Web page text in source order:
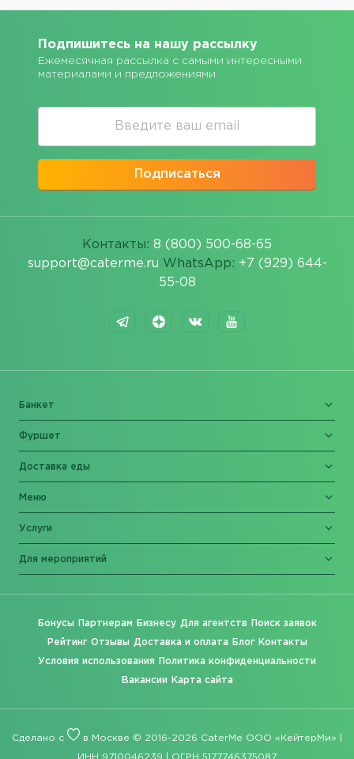
Подпишитесь на нашу рассылку
Ежемесячная рассылка с самыми интересными
материалами и предложениями
Подписаться
Контакты: 8 (800) 500-68-65
support@caterme.ru WhatsApp: +7 (929) 644-
55-08
Банкет
Фуршет
Доставка еды
Меню
Услуги
Для мероприятий
Бонусы Партнерам Бизнесу Для агентств Поиск заявок
Рейтинг Отзывы Доставка и оплата Блог Контакты
Условия использования Политика конфиденциальности
Вакансии Карта сайта
Сделано с в Москве © 2016-2026 CaterMe ООО «КейтерМи» |
ИНН 9710046239 | ОГРН 5177746375087